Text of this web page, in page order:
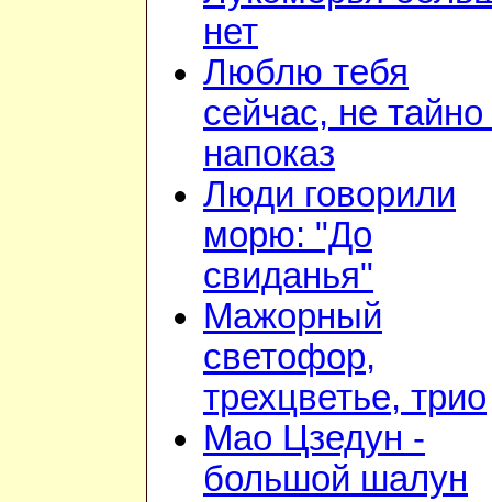
нет
Люблю тебя
сейчас, не тайно
напоказ
Люди говорили
морю: "До
свиданья"
Мажорный
светофор,
трехцветье, трио
Мао Цзедун -
большой шалун